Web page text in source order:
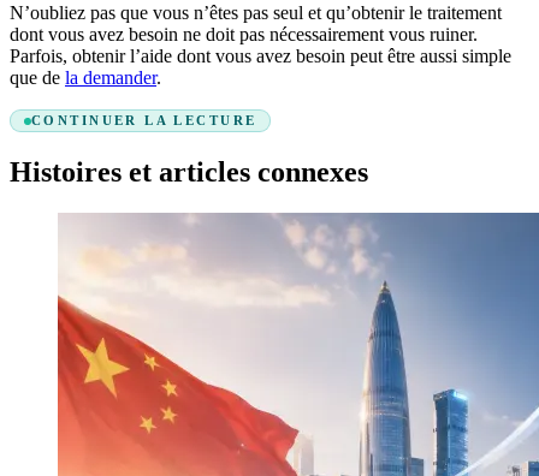
N’oubliez pas que vous n’êtes pas seul et qu’obtenir le traitement
dont vous avez besoin ne doit pas nécessairement vous ruiner.
Parfois, obtenir l’aide dont vous avez besoin peut être aussi simple
que de la demander.
CONTINUER LA LECTURE
Histoires et articles connexes